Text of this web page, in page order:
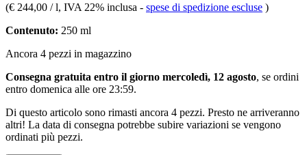
(€ 244,00 / l, IVA 22% inclusa - spese di spedizione escluse )
Contenuto: 250 ml
Ancora 4 pezzi in magazzino
Consegna gratuita entro il giorno mercoledì, 12 agosto, se ordini
entro domenica alle ore 23:59.
Di questo articolo sono rimasti ancora 4 pezzi. Presto ne arriveranno
altri! La data di consegna potrebbe subire variazioni se vengono
ordinati più pezzi.